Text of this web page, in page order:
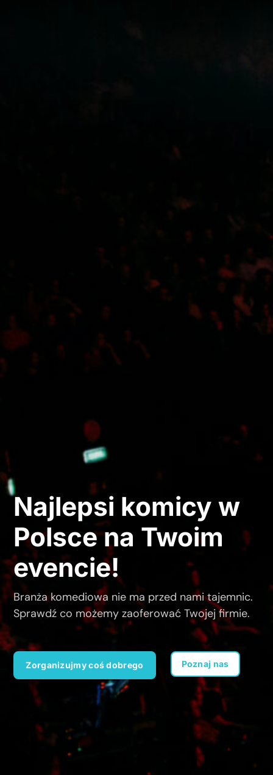
Najlepsi komicy w
Polsce na Twoim
evencie!
Branża komediowa nie ma przed nami tajemnic.
Sprawdź co możemy zaoferować Twojej firmie.
Zorganizujmy coś dobrego Poznaj nas